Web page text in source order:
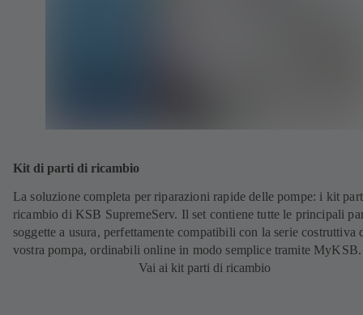
Kit di parti di ricambio
La soluzione completa per riparazioni rapide delle pompe: i kit
ricambio di KSB SupremeServ. Il set contiene tutte le principali
soggette a usura, perfettamente compatibili con la serie costruttiva
vostra pompa, ordinabili online in modo semplice tramite MyKSB.
Vai ai kit parti di ricambio